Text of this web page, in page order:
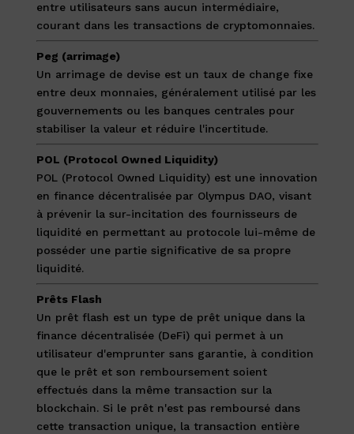
entre utilisateurs sans aucun intermédiaire,
courant dans les transactions de cryptomonnaies.
Peg (arrimage)
Un arrimage de devise est un taux de change fixe
entre deux monnaies, généralement utilisé par les
gouvernements ou les banques centrales pour
stabiliser la valeur et réduire l'incertitude.
POL (Protocol Owned Liquidity)
POL (Protocol Owned Liquidity) est une innovation
en finance décentralisée par Olympus DAO, visant
à prévenir la sur-incitation des fournisseurs de
liquidité en permettant au protocole lui-même de
posséder une partie significative de sa propre
liquidité.
Prêts Flash
Un prêt flash est un type de prêt unique dans la
finance décentralisée (DeFi) qui permet à un
utilisateur d'emprunter sans garantie, à condition
que le prêt et son remboursement soient
effectués dans la même transaction sur la
blockchain. Si le prêt n'est pas remboursé dans
cette transaction unique, la transaction entière